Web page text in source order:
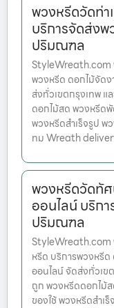
พวงหรีดวัดท่า
บริการจัดส่งพ
ปริมณฑล
StyleWreath.com
พวงหรีด ดอกไม้จัด
ส่งทั่วเขตกรุงเทพ
ดอกไม้สด พวงหรีด
พวงหรีดสำเร็จรูป
ทม Wreath
พวงหรีดวัดทั
ออนไลน์ บริก
ปริมณฑล
StyleWreath.com
หรีด บริการพวงหรี
ออนไลน์ จัดส่งทั่วเข
ถูก พวงหรีดดอกไม้
ของใช้ พวงหรีดสำ